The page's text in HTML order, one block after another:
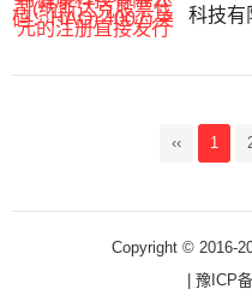
科技有
‹‹ 1
Copyright © 2016-
|豫ICP